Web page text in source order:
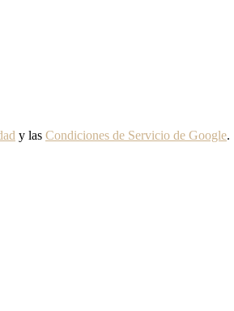
y las Condiciones de Servicio de Google.